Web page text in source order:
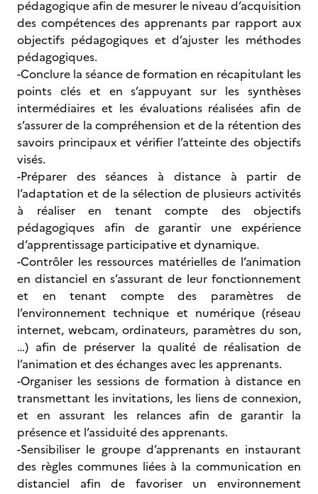
pédagogique afin de mesurer le niveau d’acquisition
des compétences des apprenants par rapport aux
objectifs pédagogiques et d’ajuster les méthodes
pédagogiques.
-Conclure la séance de formation en récapitulant les
points clés et en s’appuyant sur les synthèses
intermédiaires et les évaluations réalisées afin de
s’assurer de la compréhension et de la rétention des
savoirs principaux et vérifier l’atteinte des objectifs
visés.
-Préparer des séances à distance à partir de
l’adaptation et de la sélection de plusieurs activités
à réaliser en tenant compte des objectifs
pédagogiques afin de garantir une expérience
d’apprentissage participative et dynamique.
-Contrôler les ressources matérielles de l’animation
en distanciel en s’assurant de leur fonctionnement
et en tenant compte des paramètres de
l’environnement technique et numérique (réseau
internet, webcam, ordinateurs, paramètres du son,
…) afin de préserver la qualité de réalisation de
l’animation et des échanges avec les apprenants.
-Organiser les sessions de formation à distance en
transmettant les invitations, les liens de connexion,
et en assurant les relances afin de garantir la
présence et l’assiduité des apprenants.
-Sensibiliser le groupe d’apprenants en instaurant
des règles communes liées à la communication en
distanciel afin de favoriser un environnement